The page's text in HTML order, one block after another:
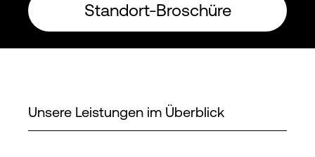
Standort-Broschüre
Unsere Leistungen im Überblick